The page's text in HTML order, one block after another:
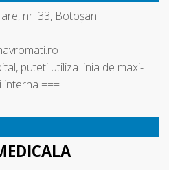
nr. 33, Botoșani
puteti utiliza linia de maxi-
interna ===